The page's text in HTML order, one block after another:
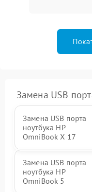
Замена USB
Замена USB порта
ноутбука HP
OmniBook X 17
Замена USB порта
ноутбука HP
OmniBook 5